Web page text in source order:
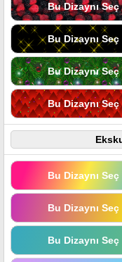
Bu Dizaynı Seç
Bu Dizaynı Seç
Bu Dizaynı Seç
Bu Dizaynı Seç
Bu Dizaynı Seç
Bu Dizaynı Seç
Bu Dizaynı Seç